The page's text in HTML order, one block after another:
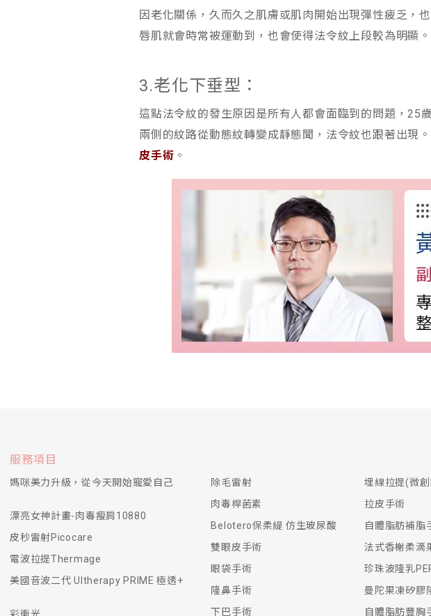
因老化關係，久而久之肌膚或肌肉開始出現彈性疲乏，
唇肌就會時常被運動到，也會使得法令紋上段較為明顯
3.老化下垂型：
這點法令紋的發生原因是所有人都會面臨到的問題，25
兩側的紋路從動態紋轉變成靜態聞，法令紋也跟著出現
皮手術 。
服務項目
媽咪美力升級，從今天開始寵愛自己
漂亮女神計畫-肉毒瘦肩10880
皮秒雷射Picocare
電波拉提Thermage
美國音波二代 Ultherapy PRIME 極透+
除毛雷射
肉毒桿菌素
Belotero保柔緹 仿生玻尿酸
雙眼皮手術
眼袋手術
隆鼻手術
下巴手術
埋線拉提(微
拉皮手術
自體脂肪補脂
法式香榭柔滴
珍珠波隆乳
曼陀果凍矽膠
自體脂肪豐胸